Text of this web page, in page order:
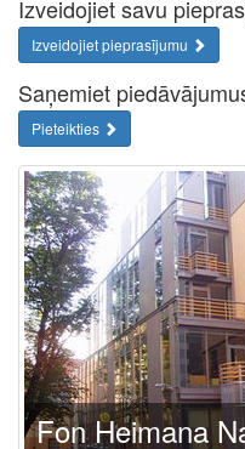
Izveidojiet savu
Izveidojiet pieprasījumu
Saņemiet
Pieteikties
Fon Heimana